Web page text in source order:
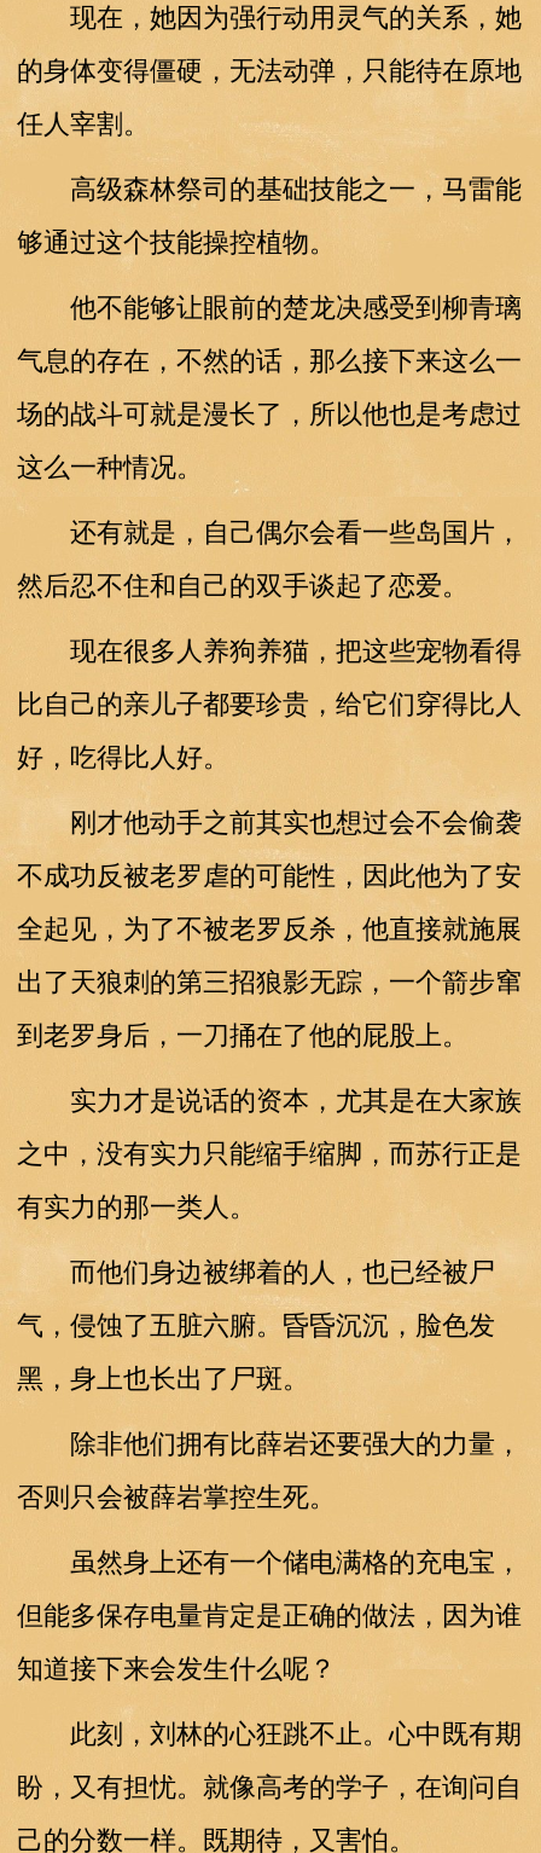
现在，她因为强行动用灵气的关系，她
的身体变得僵硬，无法动弹，只能待在原地
任人宰割。
高级森林祭司的基础技能之一，马雷能
够通过这个技能操控植物。
他不能够让眼前的楚龙决感受到柳青璃
气息的存在，不然的话，那么接下来这么一
场的战斗可就是漫长了，所以他也是考虑过
这么一种情况。
还有就是，自己偶尔会看一些岛国片，
然后忍不住和自己的双手谈起了恋爱。
现在很多人养狗养猫，把这些宠物看得
比自己的亲儿子都要珍贵，给它们穿得比人
好，吃得比人好。
刚才他动手之前其实也想过会不会偷袭
不成功反被老罗虐的可能性，因此他为了安
全起见，为了不被老罗反杀，他直接就施展
出了天狼刺的第三招狼影无踪，一个箭步窜
到老罗身后，一刀捅在了他的屁股上。
实力才是说话的资本，尤其是在大家族
之中，没有实力只能缩手缩脚，而苏行正是
有实力的那一类人。
而他们身边被绑着的人，也已经被尸
气，侵蚀了五脏六腑。昏昏沉沉，脸色发
黑，身上也长出了尸斑。
除非他们拥有比薛岩还要强大的力量，
否则只会被薛岩掌控生死。
虽然身上还有一个储电满格的充电宝，
但能多保存电量肯定是正确的做法，因为谁
知道接下来会发生什么呢？
此刻，刘林的心狂跳不止。心中既有期
盼，又有担忧。就像高考的学子，在询问自
己的分数一样。既期待，又害怕。